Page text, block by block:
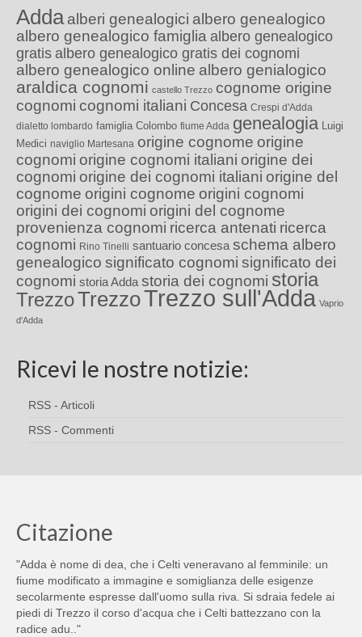
Adda alberi genealogici albero genealogico
albero genealogico famiglia albero genealogico
gratis albero genealogico gratis dei cognomi
albero genealogico online albero genialogico
araldica cognomi castello Trezzo cognome origine
cognomi cognomi italiani Concesa Crespi d'Adda
dialetto lombardo famiglia Colombo fiume Adda genealogia Luigi
Medici naviglio Martesana origine cognome origine
cognomi origine cognomi italiani origine dei
cognomi origine dei cognomi italiani origine del
cognome origini cognome origini cognomi
origini dei cognomi origini del cognome
provenienza cognomi ricerca antenati ricerca
cognomi Rino Tinelli santuario concesa schema albero
genealogico significato cognomi significato dei
cognomi storia Adda storia dei cognomi storia
TrezzoTrezzoTrezzo sull'Adda Vaprio
d'Adda
Ricevi le nostre notizie:
RSS - Articoli
RSS - Commenti
Citazione
"Adda è nome di dea, che i Celti veneravano al femminile: un
fiume modificato a immagine e somiglianza delle esigenze
secolarmente espresse dall'uomo sulla riva. Si sdraia fedele ai
piedi di Trezzo il corso d'acqua che i Celti battezzano con la
radice adu.."